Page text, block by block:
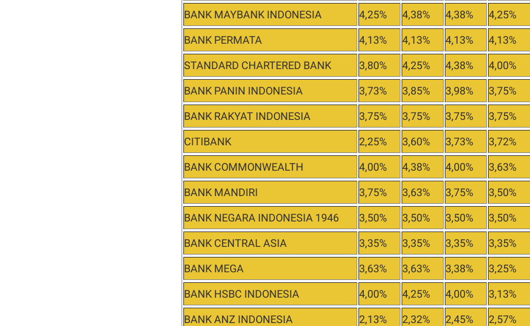
BANK MAYBANK INDONESIA 4,25% 4,38% 4,38% 4,25%
BANK PERMATA 4,13% 4,13% 4,13% 4,13%
STANDARD CHARTERED BANK 3,80% 4,25% 4,38% 4,00%
BANK PANIN INDONESIA 3,73% 3,85% 3,98% 3,75%
BANK RAKYAT INDONESIA 3,75% 3,75% 3,75% 3,75%
CITIBANK 2,25% 3,60% 3,73% 3,72%
BANK COMMONWEALTH 4,00% 4,38% 4,00% 3,63%
BANK MANDIRI 3,75% 3,63% 3,75% 3,50%
BANK NEGARA INDONESIA 1946 3,50% 3,50% 3,50% 3,50%
BANK CENTRAL ASIA 3,35% 3,35% 3,35% 3,35%
BANK MEGA 3,63% 3,63% 3,38% 3,25%
BANK HSBC INDONESIA 4,00% 4,25% 4,00% 3,13%
BANK ANZ INDONESIA 2,13% 2,32% 2,45% 2,57%